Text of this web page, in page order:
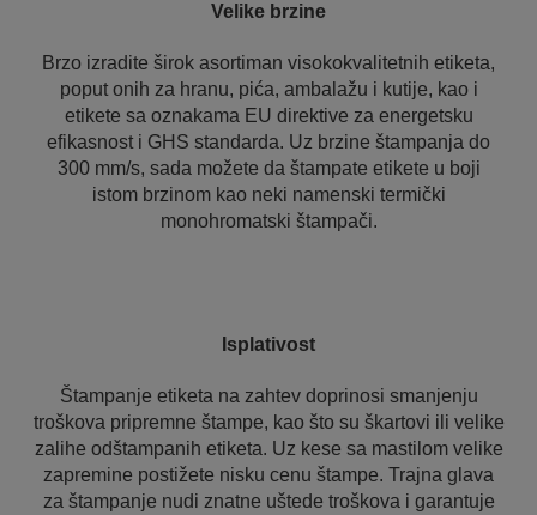
Velike brzine
Brzo izradite širok asortiman visokokvalitetnih etiketa,
poput onih za hranu, pića, ambalažu i kutije, kao i
etikete sa oznakama EU direktive za energetsku
efikasnost i GHS standarda. Uz brzine štampanja do
300 mm/s, sada možete da štampate etikete u boji
istom brzinom kao neki namenski termički
monohromatski štampači.
Isplativost
Štampanje etiketa na zahtev doprinosi smanjenju
troškova pripremne štampe, kao što su škartovi ili velike
zalihe odštampanih etiketa. Uz kese sa mastilom velike
zapremine postižete nisku cenu štampe. Trajna glava
za štampanje nudi znatne uštede troškova i garantuje